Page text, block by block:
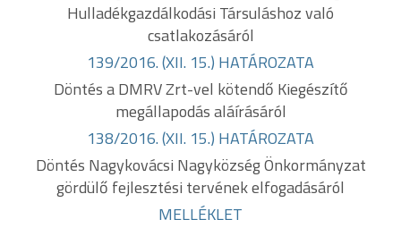
Hulladékgazdálkodási Társuláshoz való
csatlakozásáról
139/2016. (XII. 15.) HATÁROZATA
Döntés a DMRV Zrt-vel kötendő Kiegészítő
megállapodás aláírásáról
138/2016. (XII. 15.) HATÁROZATA
Döntés Nagykovácsi Nagyközség Önkormányzat
gördülő fejlesztési tervének elfogadásáról
MELLÉKLET